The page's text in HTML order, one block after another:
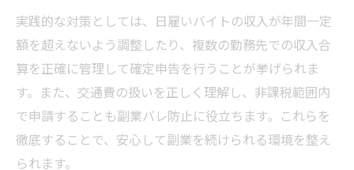
実践的な対策としては、日雇いバイトの収入が年間一定
額を超えないよう調整したり、複数の勤務先での収入合
算を正確に管理して確定申告を行うことが挙げられま
す。また、交通費の扱いを正しく理解し、非課税範囲内
で申請することも副業バレ防止に役立ちます。これらを
徹底することで、安心して副業を続けられる環境を整え
られます。